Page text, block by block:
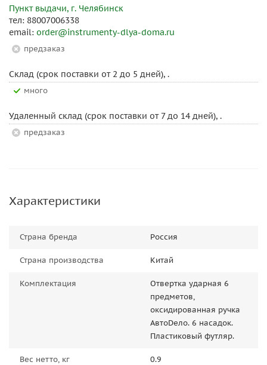
Пункт выдачи, г. Челябинск
тел: 88007006338
email: order@instrumenty-dlya-doma.ru
Предзаказ
Склад (срок поставки от 2 до 5 дней), .
Много
Удаленный склад (срок поставки от 7 до 14 дней), .
Предзаказ
Характеристики
Страна бренда Россия
Страна производства Китай
Комплектация
Отвертка ударная 6
предметов,
оксидированная ручка
АвтоDело. 6 насадок.
Пластиковый футляр.
Вес нетто, кг 0.9